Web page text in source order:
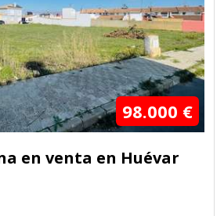
98.000 €
en venta en Huévar